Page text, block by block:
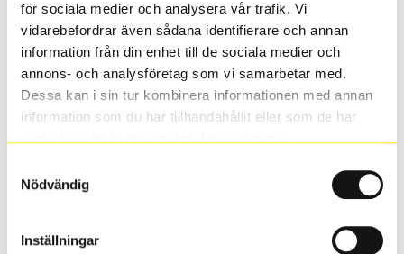
för sociala medier och analysera vår trafik. Vi
vidarebefordrar även sådana identifierare och annan
information från din enhet till de sociala medier och
annons- och analysföretag som vi samarbetar med.
Dessa kan i sin tur kombinera informationen med annan
information som du har tillhandahållit eller som de har
Nödvändig
Inställningar
Passar detta däck min bil?
Ange registreringsnummer för att se om det däck du
valt passar din bilmodell. Om du köper däck som skall
sättas på dina befintliga fälgar, se till att kolla en extra
inte vara samma dimension som bilen hade ut från